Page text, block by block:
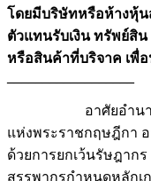
โดยมีบริษัทหรือห้างหุ้
ตัวแทนรับเงิน ทรัพย์สิน
หรือสินค้าที่บริจาค เพื่
อาศัยอำนาจตาม
แห่งพระราชกฤษฎีกา
ด้วยการยกเว้นรัษฎา
สรรพากรกำหนดหลักเ